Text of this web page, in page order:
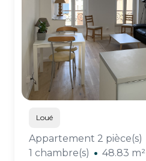
Loué
Appartement 2 pièce(s)
1 chambre(s)
48.83 m²